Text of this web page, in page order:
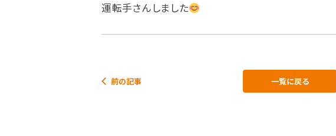
運転手さんしました
前の記事 一覧に戻る